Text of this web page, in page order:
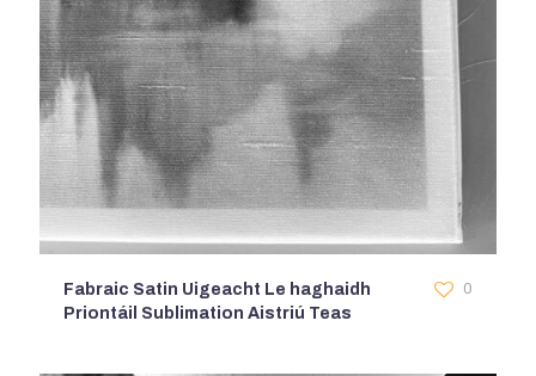
Fabraic Satin Uigeacht Le haghaidh
Priontáil Sublimation Aistriú Teas
0